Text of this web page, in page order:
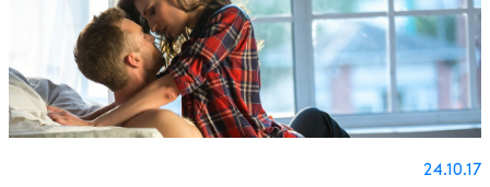
24.10.17